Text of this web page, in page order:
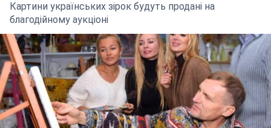
Картини українських зірок будуть продані на
благодійному аукціоні